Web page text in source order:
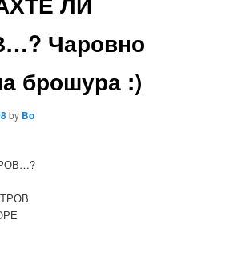
Чаровно
брошура :)
by Bo